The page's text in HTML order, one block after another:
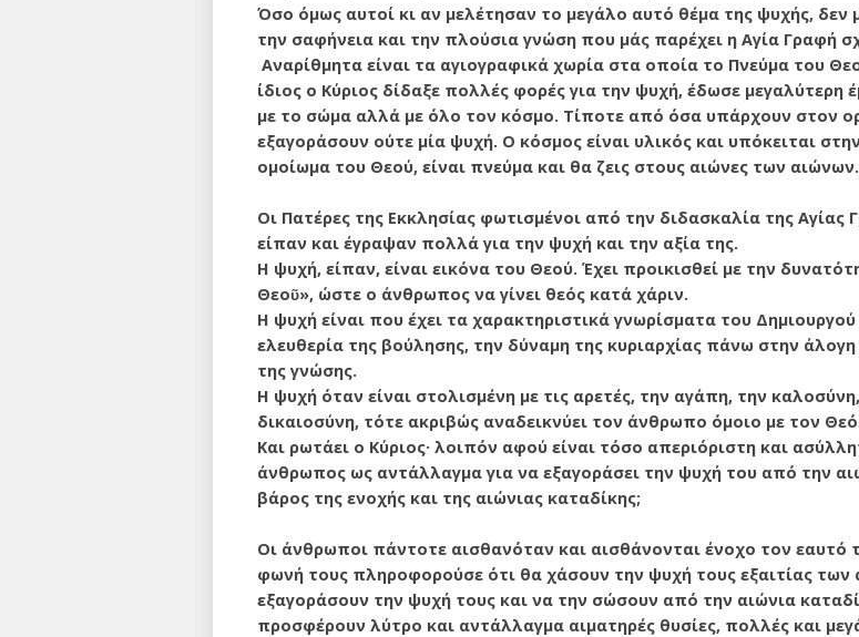
Όσο όμως αυτοί κι αν μελέτησαν το μεγάλο αυτό θέμα της ψυχής,
την σαφήνεια και την πλούσια γνώση που μάς παρέχει η Αγία Γραφή
Αναρίθμητα είναι τα αγιογραφικά χωρία στα οποία το Πνεύμα του
ίδιος ο Κύριος δίδαξε πολλές φορές για την ψυχή, έδωσε μεγαλύτερη
με το σώμα αλλά με όλο τον κόσμο. Τίποτε από όσα υπάρχουν στον
εξαγοράσουν ούτε μία ψυχή. Ο κόσμος είναι υλικός και υπόκειται
ομοίωμα του Θεού, είναι πνεύμα και θα ζεις στους αιώνες των αιώνων.
Οι Πατέρες της Εκκλησίας φωτισμένοι από την διδασκαλία της
είπαν και έγραψαν πολλά για την ψυχή και την αξία της.
Η ψυχή, είπαν, είναι εικόνα του Θεού. Έχει προικισθεί με την
Θεοῦ», ώστε ο άνθρωπος να γίνει θεός κατά χάριν.
Η ψυχή είναι που έχει τα χαρακτηριστικά γνωρίσματα του
ελευθερία της βούλησης, την δύναμη της κυριαρχίας πάνω στην
της γνώσης.
Η ψυχή όταν είναι στολισμένη με τις αρετές, την αγάπη, την
δικαιοσύνη, τότε ακριβώς αναδεικνύει τον άνθρωπο όμοιο με τον
Και ρωτάει ο Κύριος· λοιπόν αφού είναι τόσο απεριόριστη και
άνθρωπος ως αντάλλαγμα για να εξαγοράσει την ψυχή του από την
βάρος της ενοχής και της αιώνιας καταδίκης;
Οι άνθρωποι πάντοτε αισθανόταν και αισθάνονται ένοχο τον
φωνή τους πληροφορούσε ότι θα χάσουν την ψυχή τους εξαιτίας
εξαγοράσουν την ψυχή τους και να την σώσουν από την αιώνια
προσφέρουν λύτρο και αντάλλαγμα αιματηρές θυσίες, πολλές και